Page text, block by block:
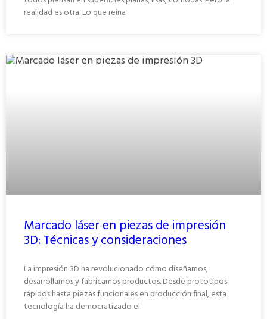
realidad es otra. Lo que reina
Marcado láser en piezas de impresión
3D: Técnicas y consideraciones
La impresión 3D ha revolucionado cómo diseñamos,
desarrollamos y fabricamos productos. Desde prototipos
rápidos hasta piezas funcionales en producción final, esta
tecnología ha democratizado el